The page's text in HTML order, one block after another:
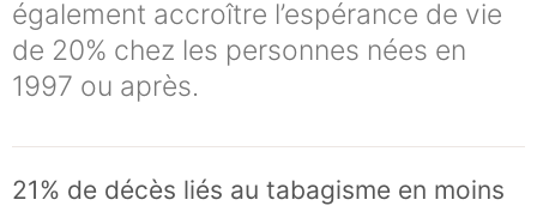
également accroître l’espérance de vie
de 20% chez les personnes nées en
1997 ou après.
21% de décès liés au tabagisme en moins